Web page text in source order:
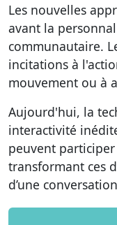
Les nouvelles
avant la
communautaire.
incitations à
mouvement ou à
Aujourd'hui, la
interactivité
peuvent
transformant ces
d’une